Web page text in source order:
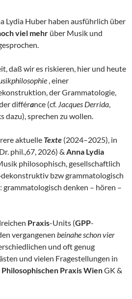
Lydia Huber haben ausführlich über
viel mehr über Musik und
daß wir es riskieren, hier und heute
, einer
der Grammatologie,
différance (cf. Jacques Derrida,
dazu), sprechen zu wollen.
aktuelle Texte (2024–2025), in
phil.,67, 2026) & Anna Lydia
philosophisch, gesellschaftlich
bzw grammatologisch
grammatologisch denken – hören –
Praxis-Units (GPP-
vergangenen beinahe schon vier
und oft genug
und vielen Fragestellungen in
Praxis WienGK &